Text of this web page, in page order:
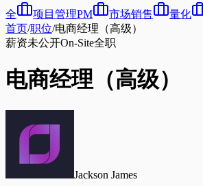
全
项目管理PM 市场销售 量化
首页/职位/电商经理（高级）
薪资未公开On-Site全职
电商经理（高级）
Jackson James